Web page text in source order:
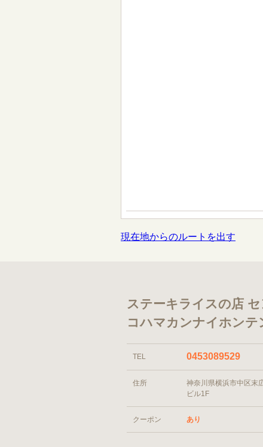
現在地からのルートを出す
ステーキライスの店
コハマカンナイホンテ
TEL 0453089529
住所
神奈川県横浜市中区末
ビル1F
クーポン あり